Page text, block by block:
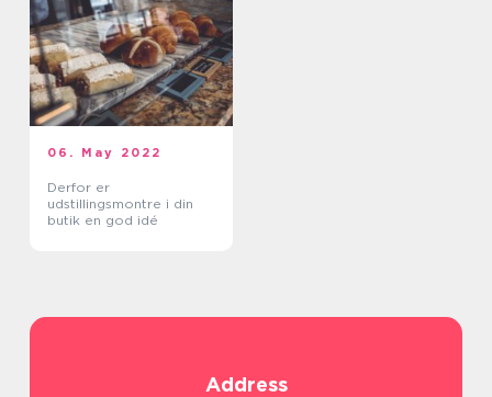
06. May 2022
Derfor er
udstillingsmontre i din
butik en god idé
Address